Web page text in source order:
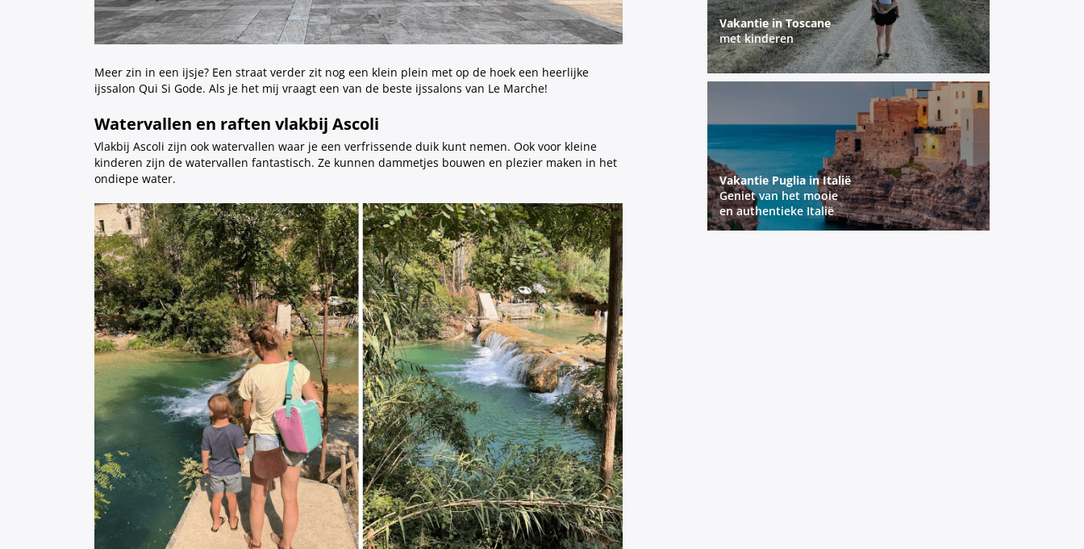
Meer zin in een ijsje? Een straat verder zit nog een klein plein met op de hoek een heerlijke
ijssalon Qui Si Gode. Als je het mij vraagt een van de beste ijssalons van Le Marche!
Watervallen en raften vlakbij Ascoli
Vlakbij Ascoli zijn ook watervallen waar je een verfrissende duik kunt nemen. Ook voor kleine
kinderen zijn de watervallen fantastisch. Ze kunnen dammetjes bouwen en plezier maken in het
ondiepe water.
Vakantie in Toscane
met kinderen
Vakantie Puglia in Italië
Geniet van het mooie
en authentieke Italië